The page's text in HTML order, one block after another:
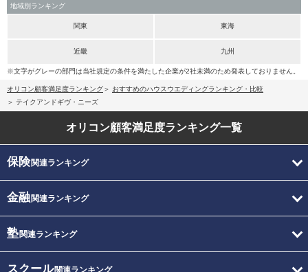
地域別ランキング
関東 東海
近畿 九州
※文字がグレーの部門は当社規定の条件を満たした企業が2社未満のため発表しておりません。
オリコン顧客満足度ランキング
おすすめのハウスウエディングランキング・比較
テイクアンドギヴ・ニーズ
オリコン顧客満足度ランキング一覧
保険関連ランキング
金融関連ランキング
塾関連ランキング
スクール